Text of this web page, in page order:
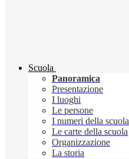
Scuola
Panoramica
Presentazione
I luoghi
Le persone
I numeri della scuola
Le carte della scuola
Organizzazione
La storia